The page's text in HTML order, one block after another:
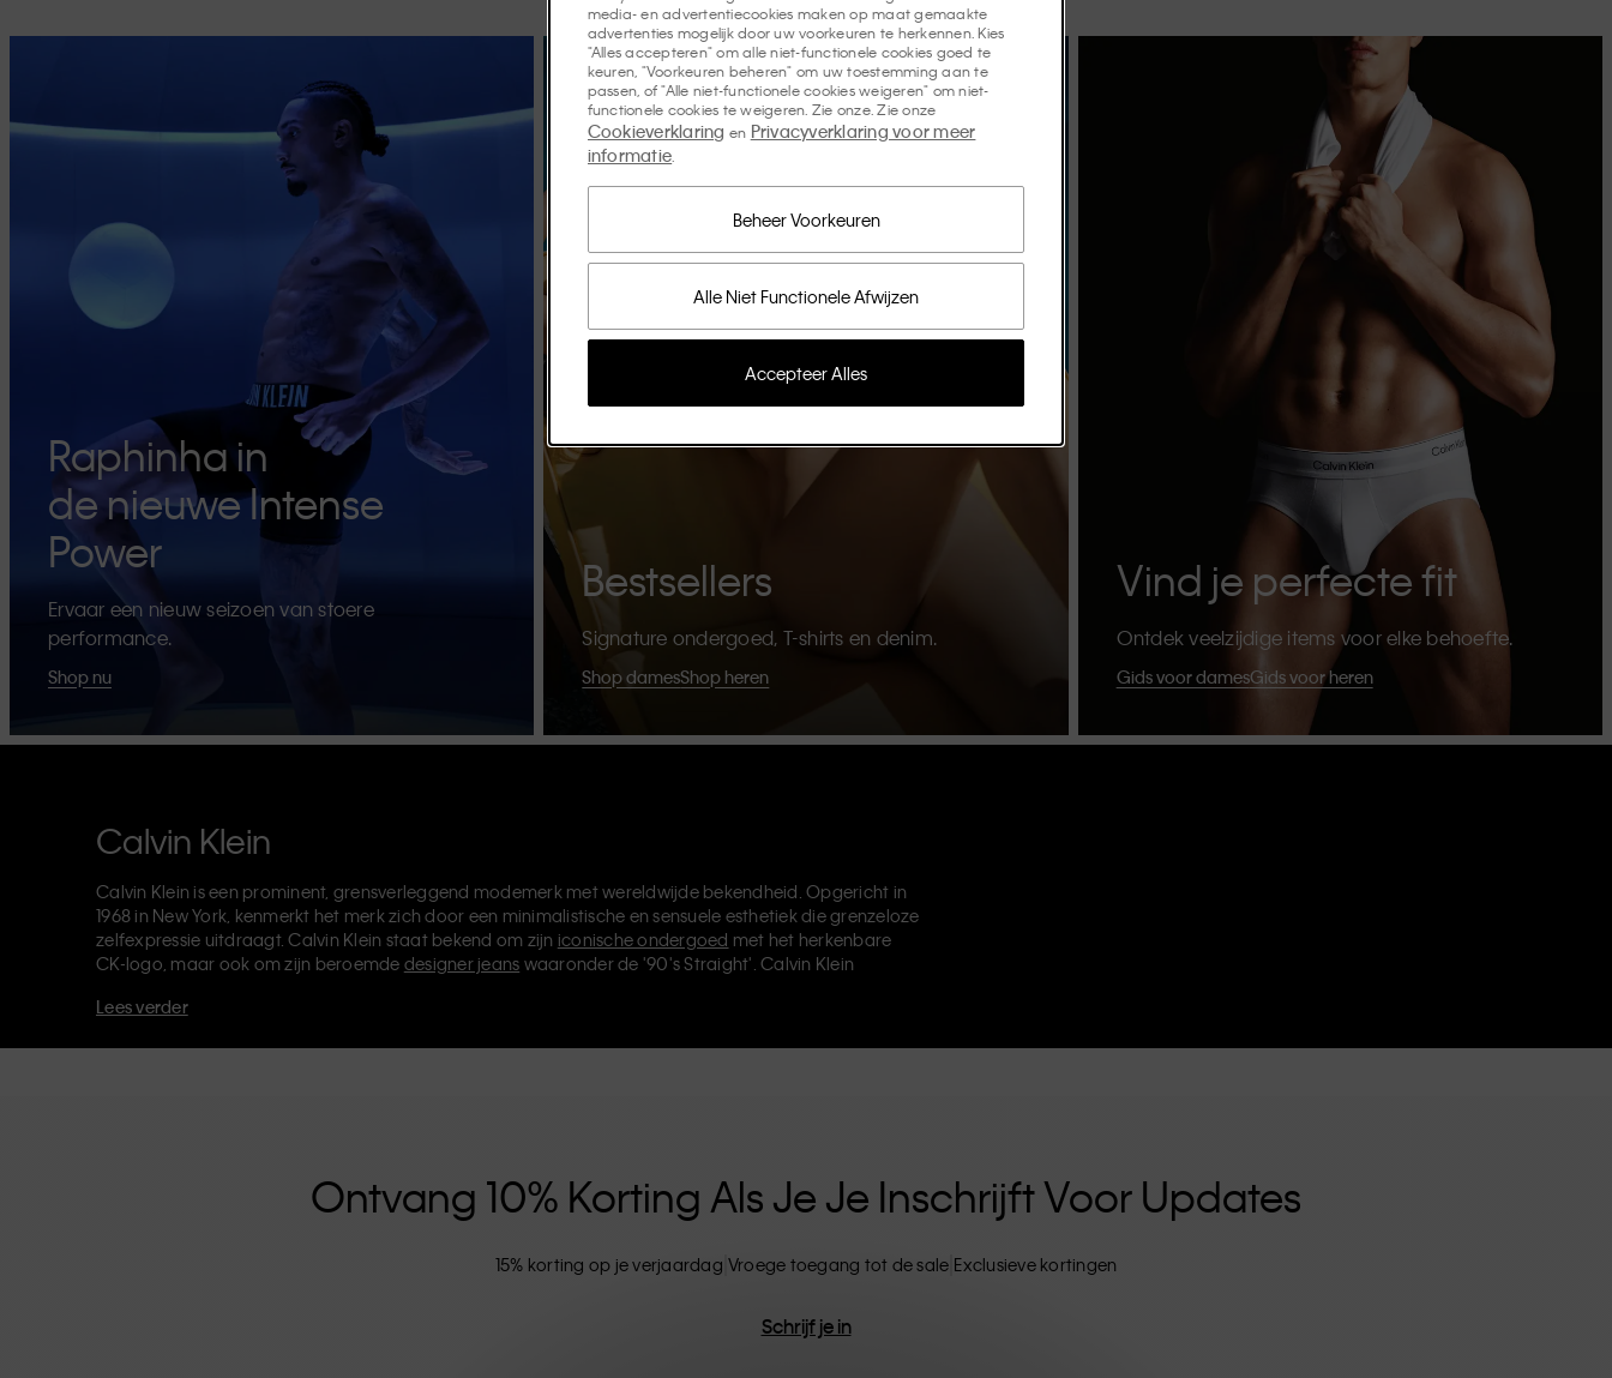
Raphinha in
de nieuwe Intense
Power
Ervaar een nieuw seizoen van stoere
performance.
Shop nu
Bestsellers
Signature ondergoed, T-shirts en denim.
Shop damesShop heren
Vind je perfecte fit
Ontdek veelzijdige items voor elke behoefte.
Gids voor damesGids voor heren
Calvin Klein
Calvin Klein is een prominent, grensverleggend modemerk met wereldwijde bekendheid. Opgericht in
1968 in New York, kenmerkt het merk zich door een minimalistische en sensuele esthetiek die grenzeloze
zelfexpressie uitdraagt. Calvin Klein staat bekend om zijn iconische ondergoed met het herkenbare
CK-logo, maar ook om zijn beroemde designer jeans waaronder de '90's Straight'. Calvin Klein
van de CK-labels - Calvin Klein, Calvin Klein Jeans, Calvin Klein Underwear,
Lees verder
Ontvang 10% Korting Als Je Je Inschrijft Voor Updates
15% korting op je verjaardag Vroege toegang tot de sale Exclusieve kortingen
Schrijf je in
media- en advertentiecookies maken op maat gemaakte
advertenties mogelijk door uw voorkeuren te herkennen. Kies
"Alles accepteren" om alle niet-functionele cookies goed te
keuren, "Voorkeuren beheren" om uw toestemming aan te
passen, of "Alle niet-functionele cookies weigeren" om niet-
functionele cookies te weigeren. Zie onze. Zie onze
Cookieverklaring en Privacyverklaring voor meer
informatie
Alle Niet Functionele Afwijzen
Beheer Voorkeuren
Accepteer Alles